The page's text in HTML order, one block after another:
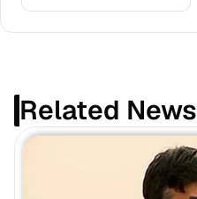
Related News